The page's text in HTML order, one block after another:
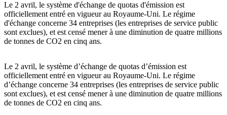
Le 2 avril, le système d'échange de quotas d'émission est
officiellement entré en vigueur au Royaume-Uni. Le régime
d'échange concerne 34 entreprises (les entreprises de service public
sont exclues), et est censé mener à une diminution de quatre millions
de tonnes de CO2 en cinq ans.
Le 2 avril, le système d’échange de quotas d’émission est
officiellement entré en vigueur au Royaume-Uni. Le régime
d’échange concerne 34 entreprises (les entreprises de service public
sont exclues), et est censé mener à une diminution de quatre millions
de tonnes de CO2 en cinq ans.